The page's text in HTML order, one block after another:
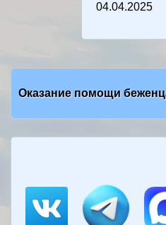
04.04.2025
Оказание помощи